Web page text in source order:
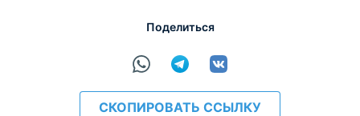
Поделиться
СКОПИРОВАТЬ ССЫЛКУ